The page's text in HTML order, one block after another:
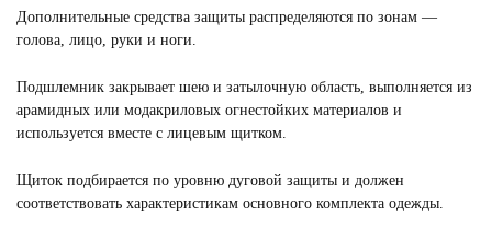
Дополнительные средства защиты распределяются по зонам —
голова, лицо, руки и ноги.
Подшлемник закрывает шею и затылочную область, выполняется из
арамидных или модакриловых огнестойких материалов и
используется вместе с лицевым щитком.
Щиток подбирается по уровню дуговой защиты и должен
соответствовать характеристикам основного комплекта одежды.